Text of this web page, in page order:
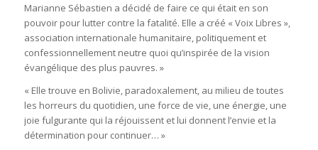
Marianne Sébastien a décidé de faire ce qui était en son
pouvoir pour lutter contre la fatalité. Elle a créé « Voix Libres »,
association internationale humanitaire, politiquement et
confessionnellement neutre quoi qu’inspirée de la vision
évangélique des plus pauvres. »
« Elle trouve en Bolivie, paradoxalement, au milieu de toutes
les horreurs du quotidien, une force de vie, une énergie, une
joie fulgurante qui la réjouissent et lui donnent l’envie et la
détermination pour continuer… »